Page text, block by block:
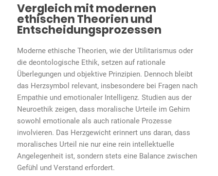
Vergleich mit modernen
ethischen Theorien und
Entscheidungsprozessen
Moderne ethische Theorien, wie der Utilitarismus oder
die deontologische Ethik, setzen auf rationale
Überlegungen und objektive Prinzipien. Dennoch bleibt
das Herzsymbol relevant, insbesondere bei Fragen nach
Empathie und emotionaler Intelligenz. Studien aus der
Neuroethik zeigen, dass moralische Urteile im Gehirn
sowohl emotionale als auch rationale Prozesse
involvieren. Das Herzgewicht erinnert uns daran, dass
moralisches Urteil nie nur eine rein intellektuelle
Angelegenheit ist, sondern stets eine Balance zwischen
Gefühl und Verstand erfordert.